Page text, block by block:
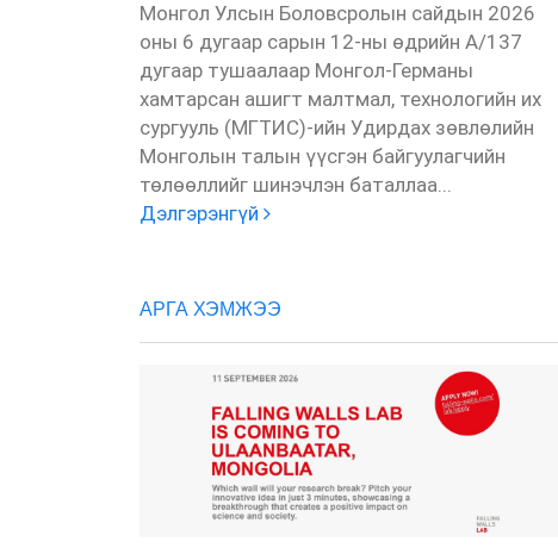
Монгол Улсын Боловсролын сайдын 2026
оны 6 дугаар сарын 12-ны өдрийн А/137
дугаар тушаалаар Монгол-Германы
хамтарсан ашигт малтмал, технологийн их
сургууль (МГТИС)-ийн Удирдах зөвлөлийн
Монголын талын үүсгэн байгуулагчийн
төлөөллийг шинэчлэн баталлаа...
Дэлгэрэнгүй
АРГА ХЭМЖЭЭ